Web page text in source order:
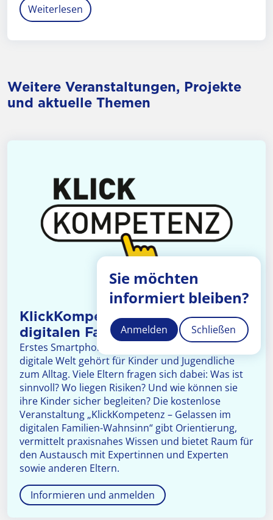
Sie möchten
informiert bleiben?
Anmelden Schließen
Weiterlesen
Weitere Veranstaltungen, Projekte
und aktuelle Themen
KlickKompetenz – Gelassen im
digitalen Familien-Wahnsinn
Erstes Smartphone, Gaming, Social Media – die
digitale Welt gehört für Kinder und Jugendliche
zum Alltag. Viele Eltern fragen sich dabei: Was ist
sinnvoll? Wo liegen Risiken? Und wie können sie
ihre Kinder sicher begleiten? Die kostenlose
Veranstaltung „KlickKompetenz – Gelassen im
digitalen Familien-Wahnsinn“ gibt Orientierung,
vermittelt praxisnahes Wissen und bietet Raum für
den Austausch mit Expertinnen und Experten
sowie anderen Eltern.
Informieren und anmelden